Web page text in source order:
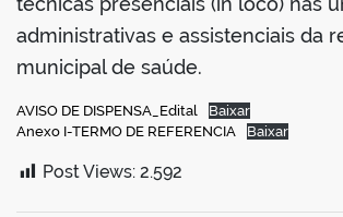
administrativas e assistenciais da
municipal de saúde.
AVISO DE DISPENSA_Edital
Baixar
Anexo I-TERMO DE REFERENCIA
Baixar
Post Views: 2.592